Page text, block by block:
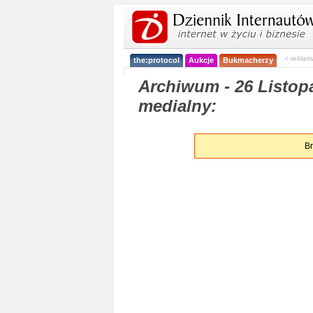
the:protocol Aukcje Bukmacherzy <
Archiwum - 26
medialny: